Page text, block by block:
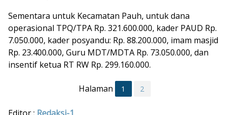
Sementara untuk Kecamatan Pauh, untuk dana
operasional TPQ/TPA Rp. 321.600.000, kader PAUD Rp.
7.050.000, kader posyandu: Rp. 88.200.000, imam masjid
Rp. 23.400.000, Guru MDT/MDTA Rp. 73.050.000, dan
insentif ketua RT RW Rp. 299.160.000.
Halaman 1 2